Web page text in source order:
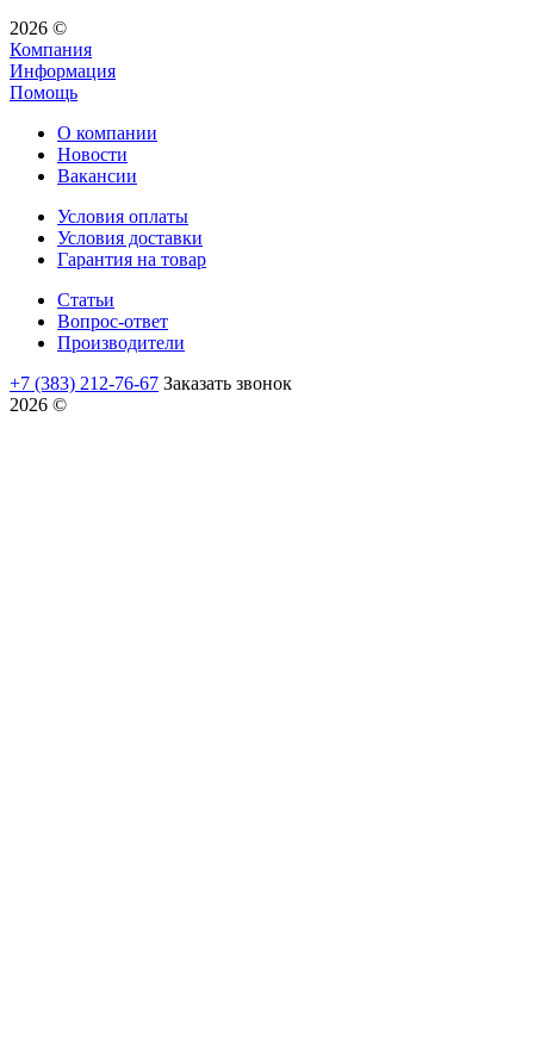
2026 ©
Компания
Информация
Помощь
О компании
Новости
Вакансии
Условия оплаты
Условия доставки
Гарантия на товар
Статьи
Вопрос-ответ
Производители
+7 (383) 212-76-67 Заказать звонок
2026 ©